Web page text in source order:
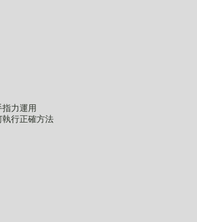
力運用
執行正確方法